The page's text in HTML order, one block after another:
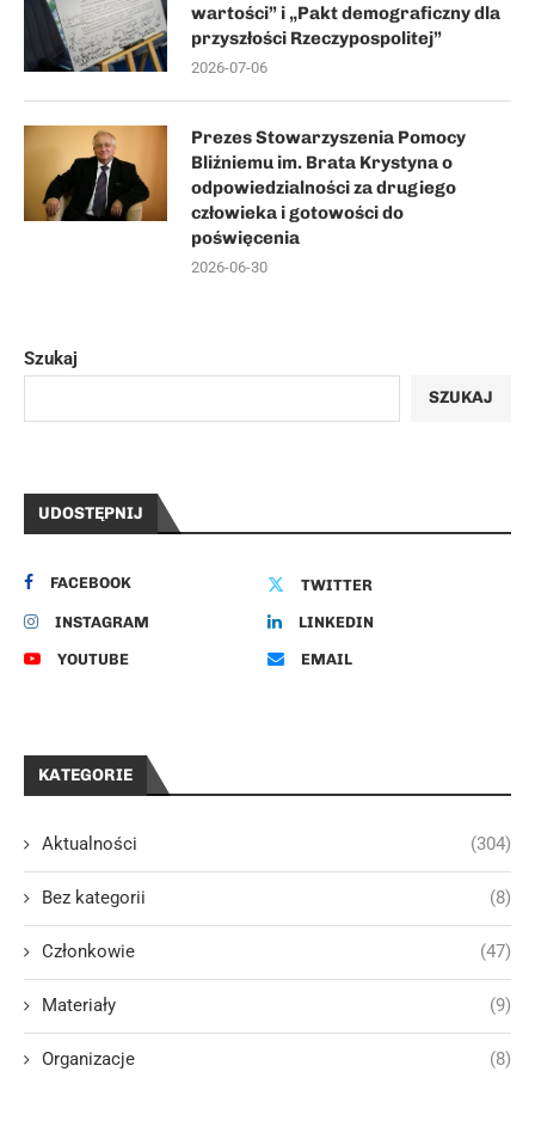
wartości” i „Pakt demograficzny dla
przyszłości Rzeczypospolitej”
2026-07-06
Prezes Stowarzyszenia Pomocy
Bliźniemu im. Brata Krystyna o
odpowiedzialności za drugiego
człowieka i gotowości do
poświęcenia
2026-06-30
Szukaj
SZUKAJ
UDOSTĘPNIJ
FACEBOOK TWITTER
INSTAGRAM LINKEDIN
YOUTUBE EMAIL
KATEGORIE
Aktualności (304)
Bez kategorii (8)
Członkowie (47)
Materiały (9)
Organizacje (8)